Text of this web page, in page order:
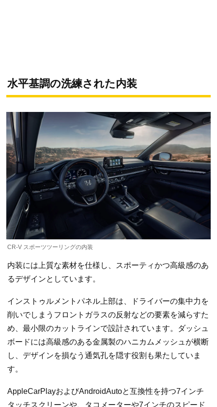
水平基調の洗練された内装
CR-V スポーツツーリングの内装
内装には上質な素材を仕様し、スポーティかつ高級感のあ
るデザインとしています。
インストゥルメントパネル上部は、ドライバーの集中力を
削いでしまうフロントガラスの反射などの要素を減らすた
め、最小限のカットラインで設計されています。ダッシュ
ボードには高級感のある金属製のハニカムメッシュが横断
し、デザインを損なう通気孔を隠す役割も果たしていま
す。
AppleCarPlayおよびAndroidAutoと互換性を持つ7インチ
タッチスクリーンや、タコメーターや7インチのスピード